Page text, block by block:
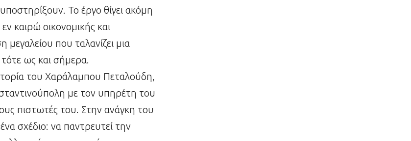
Το έργο θίγει ακόμη
καιρώ οικονομικής και
μεγαλείου που ταλανίζει μια
ως και σήμερα.
του Χαράλαμπου Πεταλούδη,
με τον υπηρέτη του
πιστωτές του. Στην ανάγκη του
σχέδιο: να παντρευτεί την